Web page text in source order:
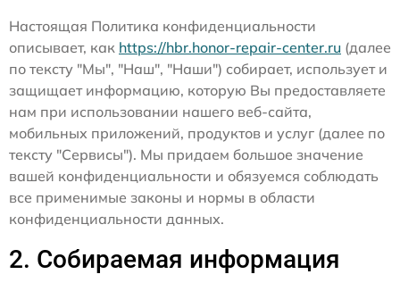
Настоящая Политика конфиденциальности
описывает, как https://hbr.honor-repair-center.ru (далее
по тексту "Мы", "Наш", "Наши") собирает, использует и
защищает информацию, которую Вы предоставляете
нам при использовании нашего веб-сайта,
мобильных приложений, продуктов и услуг (далее по
тексту "Сервисы"). Мы придаем большое значение
вашей конфиденциальности и обязуемся соблюдать
все применимые законы и нормы в области
конфиденциальности данных.
2. Собираемая информация